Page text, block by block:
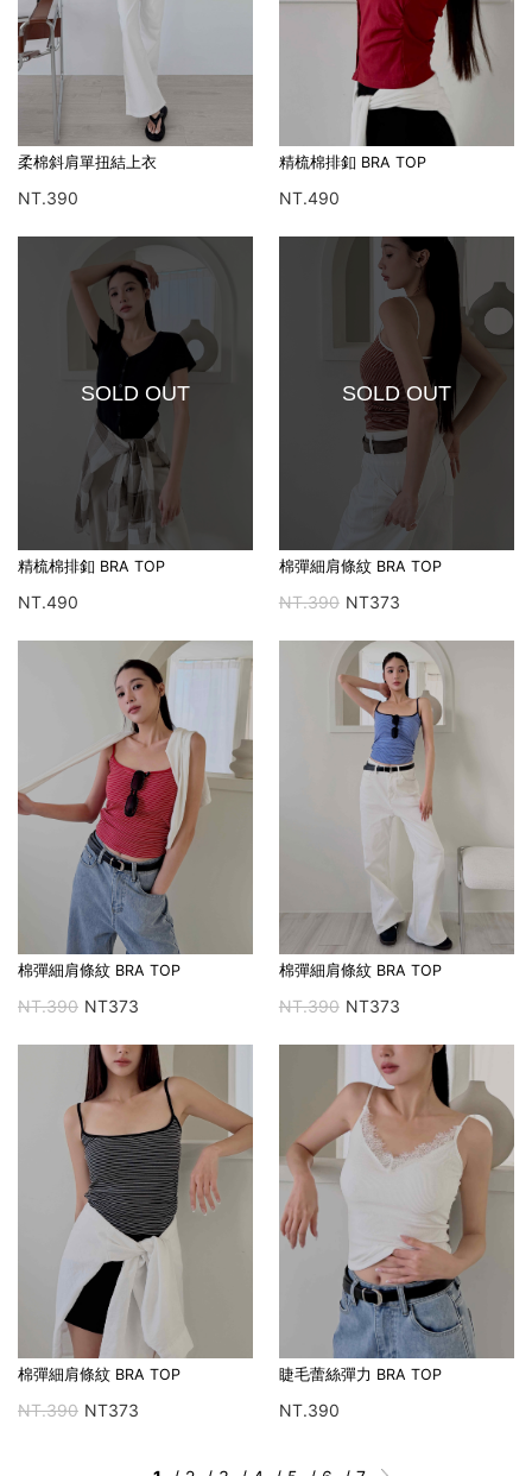
柔棉斜肩單扭結上衣
NT.390
精梳棉排釦 BRA TOP
NT.490
SOLD OUT
精梳棉排釦 BRA TOP
NT.490
SOLD OUT
棉彈細肩條紋 BRA TOP
NT.390 NT373
棉彈細肩條紋 BRA TOP
NT.390 NT373
棉彈細肩條紋 BRA TOP
NT.390 NT373
棉彈細肩條紋 BRA TOP
NT.390 NT373
睫毛蕾絲彈力 BRA TOP
NT.390